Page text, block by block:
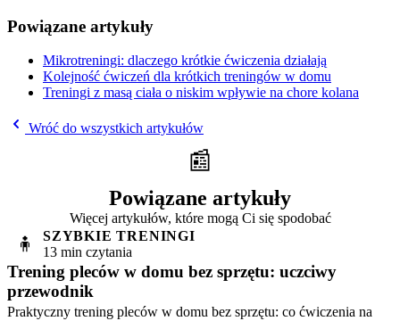
Powiązane artykuły
Mikrotreningi: dlaczego krótkie ćwiczenia działają
Kolejność ćwiczeń dla krótkich treningów w domu
Treningi z masą ciała o niskim wpływie na chore kolana
Wróć do wszystkich artykułów
📰
Powiązane artykuły
Więcej artykułów, które mogą Ci się spodobać
🧍
SZYBKIE TRENINGI
13 min czytania
Trening pleców w domu bez sprzętu: uczciwy
przewodnik
Praktyczny trening pleców w domu bez sprzętu: co ćwiczenia na